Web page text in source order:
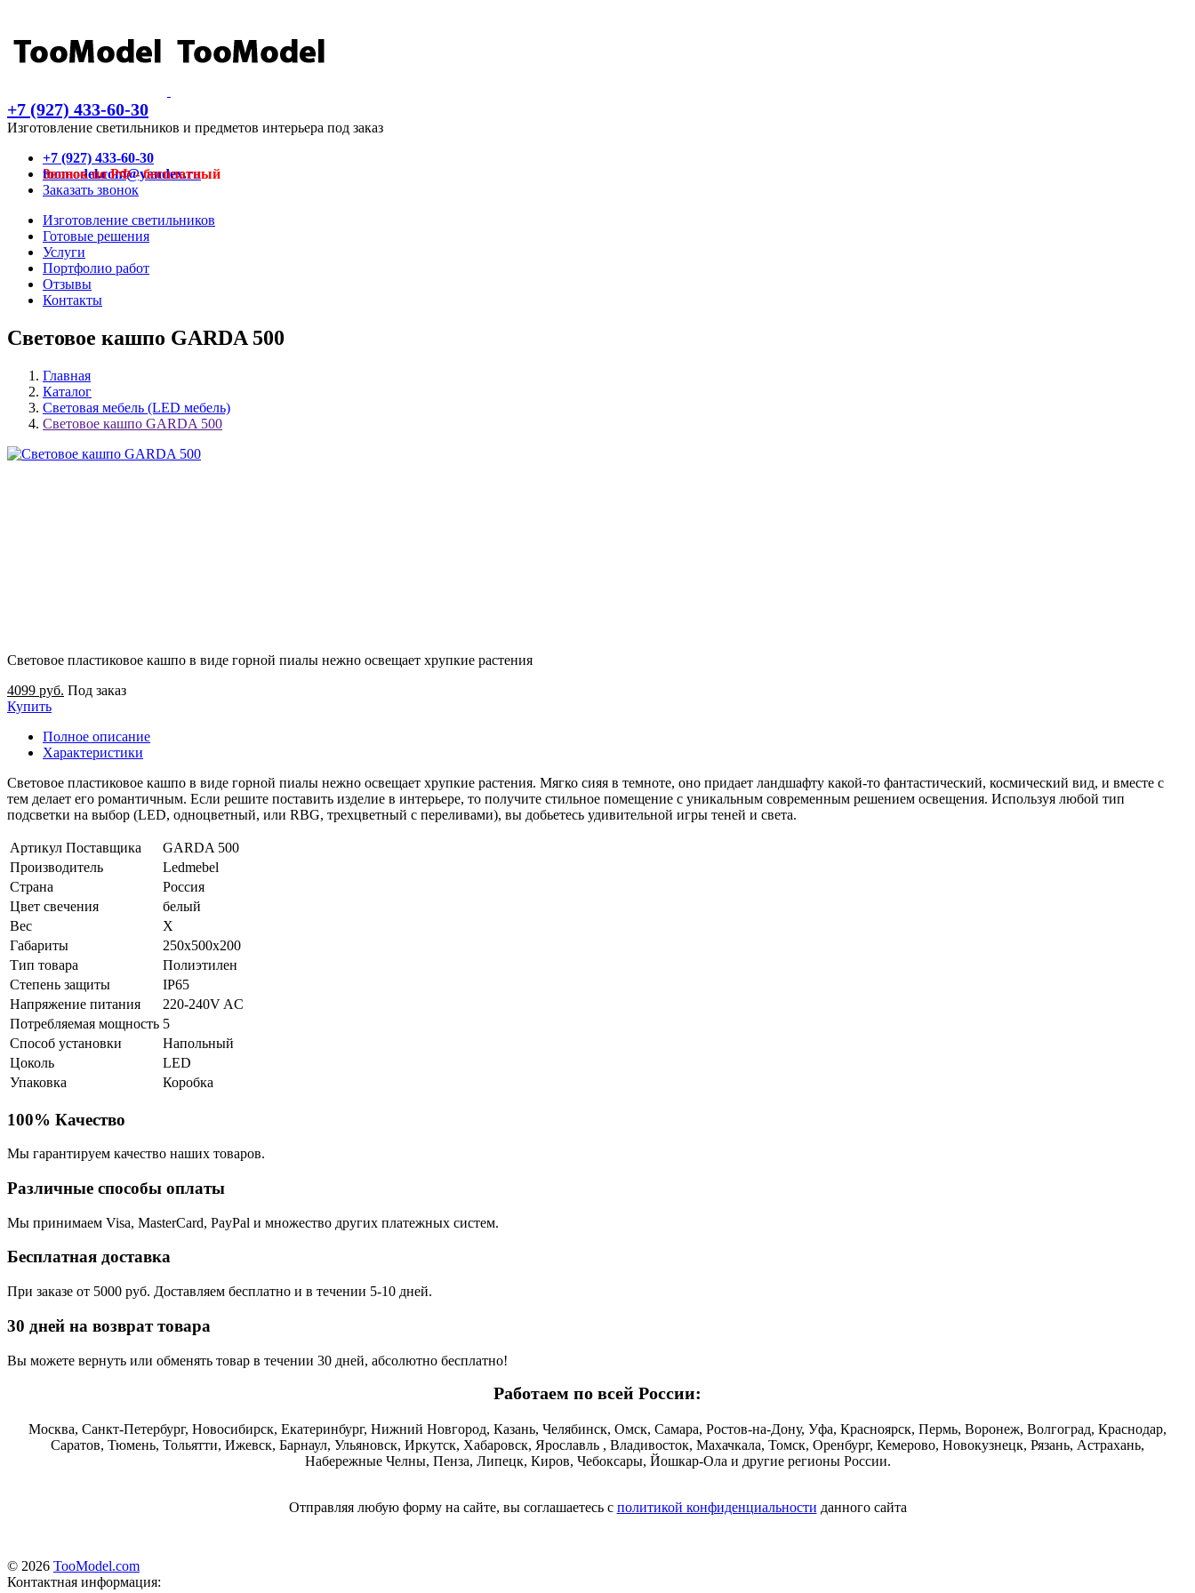
+7 (927) 433-60-30
Изготовление светильников и предметов интерьера под заказ
+7 (927) 433-60-30
Звонок по РФ - бесплатный
toomodel.com@yandex.ru
Заказать звонок
Изготовление светильников
Готовые решения
Услуги
Портфолио работ
Отзывы
Контакты
Световое кашпо GARDA 500
Главная
Каталог
Световая мебель (LED мебель)
Световое кашпо GARDA 500
Световое пластиковое кашпо в виде горной пиалы нежно освещает хрупкие растения
4099 руб. Под заказ
Купить
Полное описание
Характеристики
Световое пластиковое кашпо в виде горной пиалы нежно освещает хрупкие растения. Мягко сияя в темноте, оно придает ландшафту какой-то фантастический, космический вид, и вместе с
тем делает его романтичным. Если решите поставить изделие в интерьере, то получите стильное помещение с уникальным современным решением освещения. Используя любой тип
подсветки на выбор (LED, одноцветный, или RBG, трехцветный с переливами), вы добьетесь удивительной игры теней и света.
Артикул Поставщика
GARDA 500
Производитель
Ledmebel
Страна
Россия
Цвет свечения
белый
Вес
X
Габариты
250x500x200
Тип товара
Полиэтилен
Степень защиты
IP65
Напряжение питания
220-240V AC
Потребляемая мощность 5
Способ установки
Напольный
Цоколь
LED
Упаковка
Коробка
100% Качество
Мы гарантируем качество наших товаров.
Различные способы оплаты
Мы принимаем Visa, MasterCard, PayPal и множество других платежных систем.
Бесплатная доставка
При заказе от 5000 руб. Доставляем бесплатно и в течении 5-10 дней.
30 дней на возврат товара
Вы можете вернуть или обменять товар в течении 30 дней, абсолютно бесплатно!
Работаем по всей России:
Москва, Санкт-Петербург, Новосибирск, Екатеринбург, Нижний Новгород, Казань, Челябинск, Омск, Самара, Ростов-на-Дону, Уфа, Красноярск, Пермь, Воронеж, Волгоград, Краснодар,
Саратов, Тюмень, Тольятти, Ижевск, Барнаул, Ульяновск, Иркутск, Хабаровск, Ярославль , Владивосток, Махачкала, Томск, Оренбург, Кемерово, Новокузнецк, Рязань, Астрахань,
Набережные Челны, Пенза, Липецк, Киров, Чебоксары, Йошкар-Ола и другие регионы России.
Отправляя любую форму на сайте, вы соглашаетесь с политикой конфиденциальности данного сайта
© 2026 TooModel.com
Контактная информация: